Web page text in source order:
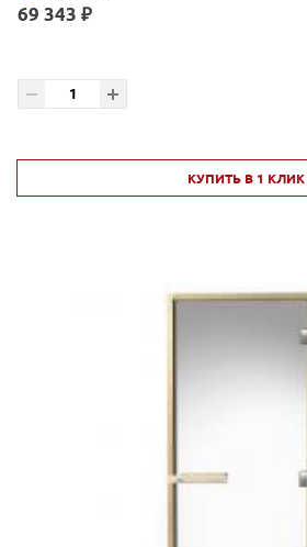
69 343 ₽
КУПИТЬ В 1 КЛИК